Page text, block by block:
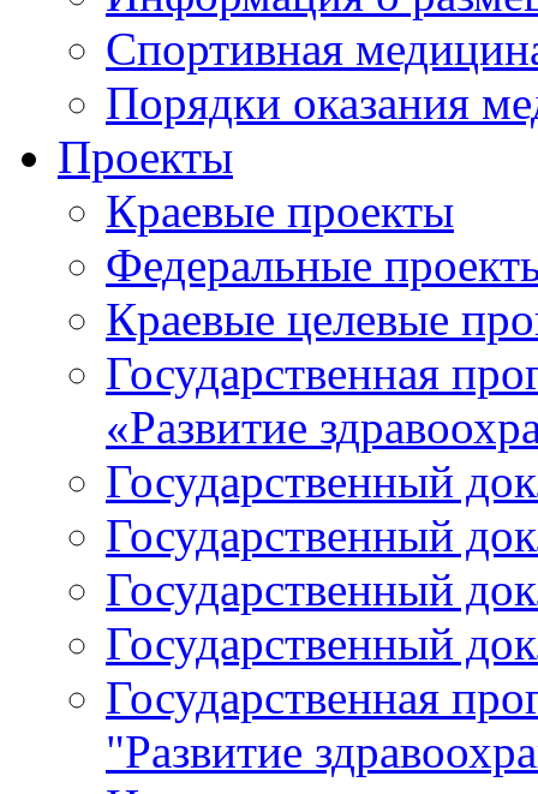
Спортивная
Порядки оказания
Проекты
Краевые проекты
Федеральные
Краевые целевые
Государственная
«Развитие
Государственный
Государственный
Государственный
Государственный
Государственная
"Развитие